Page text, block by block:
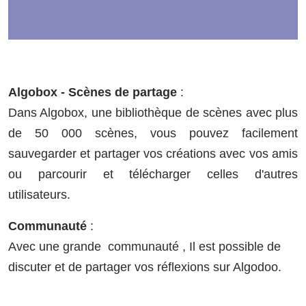
Algobox - Scènes de partage :
Dans Algobox, une bibliothèque de scènes avec plus
de 50 000 scènes, vous pouvez facilement
sauvegarder et partager vos créations avec vos amis
ou parcourir et télécharger celles d'autres
utilisateurs.
Communauté :
Avec une grande communauté , Il est possible de
discuter et de partager vos réflexions sur Algodoo.